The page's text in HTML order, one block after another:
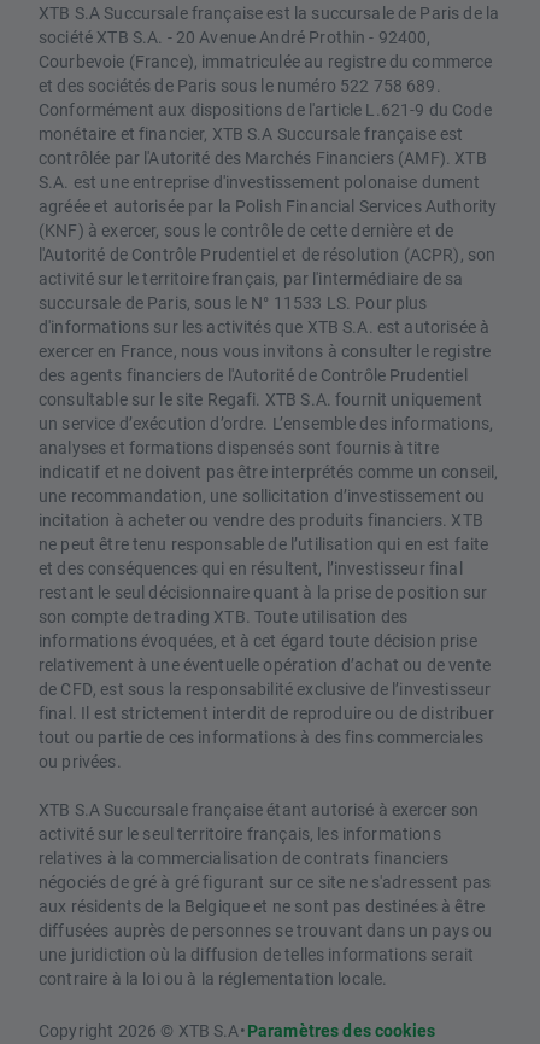
XTB S.A Succursale française est la succursale de Paris de la
société XTB S.A. - 20 Avenue André Prothin - 92400,
Courbevoie (France), immatriculée au registre du commerce
et des sociétés de Paris sous le numéro 522 758 689.
Conformément aux dispositions de l'article L.621-9 du Code
monétaire et financier, XTB S.A Succursale française est
contrôlée par l'Autorité des Marchés Financiers (AMF). XTB
S.A. est une entreprise d'investissement polonaise dument
agréée et autorisée par la Polish Financial Services Authority
(KNF) à exercer, sous le contrôle de cette dernière et de
l'Autorité de Contrôle Prudentiel et de résolution (ACPR), son
activité sur le territoire français, par l'intermédiaire de sa
succursale de Paris, sous le N° 11533 LS. Pour plus
d'informations sur les activités que XTB S.A. est autorisée à
exercer en France, nous vous invitons à consulter le registre
des agents financiers de l'Autorité de Contrôle Prudentiel
consultable sur le site Regafi. XTB S.A. fournit uniquement
un service d’exécution d’ordre. L’ensemble des informations,
analyses et formations dispensés sont fournis à titre
indicatif et ne doivent pas être interprétés comme un conseil,
une recommandation, une sollicitation d’investissement ou
incitation à acheter ou vendre des produits financiers. XTB
ne peut être tenu responsable de l’utilisation qui en est faite
et des conséquences qui en résultent, l’investisseur final
restant le seul décisionnaire quant à la prise de position sur
son compte de trading XTB. Toute utilisation des
informations évoquées, et à cet égard toute décision prise
relativement à une éventuelle opération d’achat ou de vente
de CFD, est sous la responsabilité exclusive de l’investisseur
final. Il est strictement interdit de reproduire ou de distribuer
tout ou partie de ces informations à des fins commerciales
ou privées.
XTB S.A Succursale française étant autorisé à exercer son
activité sur le seul territoire français, les informations
relatives à la commercialisation de contrats financiers
négociés de gré à gré figurant sur ce site ne s'adressent pas
aux résidents de la Belgique et ne sont pas destinées à être
diffusées auprès de personnes se trouvant dans un pays ou
une juridiction où la diffusion de telles informations serait
contraire à la loi ou à la réglementation locale.
Copyright 2026 © XTB S.A•Paramètres des cookies